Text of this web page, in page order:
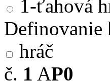
1-ťahová
Definovanie
hráč
č. 1 AP0